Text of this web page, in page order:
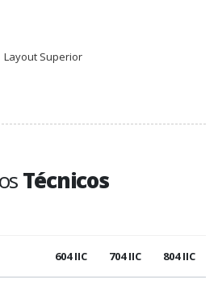
Layout Superior
Técnicos
604 IIC 704 IIC 804 IIC